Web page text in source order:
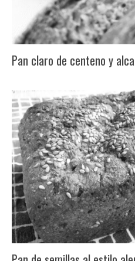
Pan claro de centeno y